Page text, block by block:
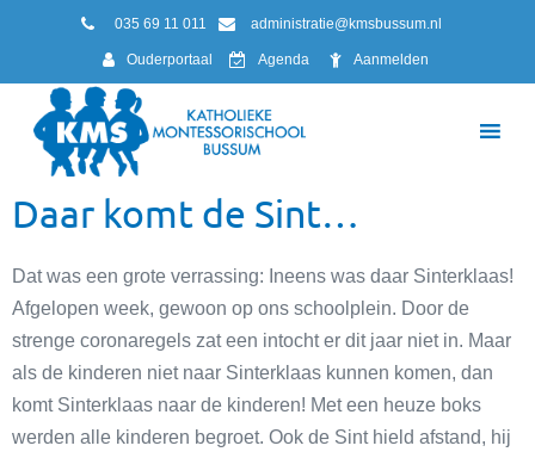
035 69 11 011 administratie@kmsbussum.nl
Ouderportaal Agenda Aanmelden
Daar komt de Sint…
Dat was een grote verrassing: Ineens was daar Sinterklaas!
Afgelopen week, gewoon op ons schoolplein. Door de
strenge coronaregels zat een intocht er dit jaar niet in. Maar
als de kinderen niet naar Sinterklaas kunnen komen, dan
komt Sinterklaas naar de kinderen! Met een heuze boks
werden alle kinderen begroet. Ook de Sint hield afstand, hij